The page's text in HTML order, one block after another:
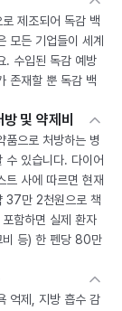
제조되어 독감 백
모든 기업들이 세계
. 수입된 독감 예방
존재할 뿐 독감 백
및 약제비
품으로 처방하는 병
수 있습니다. 다이어
트 사에 따르면 현재
37만 2천원으로 책
함하면 실제 환자
비 등) 한 펜당 80만
억제, 지방 흡수 감